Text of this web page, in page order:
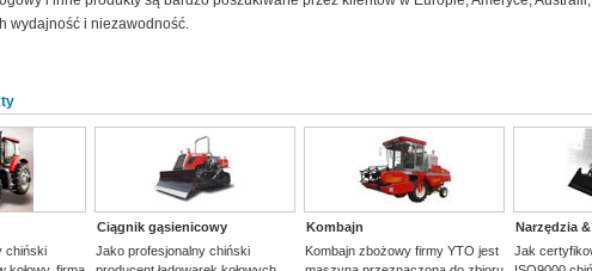
wydajność i niezawodność.
chiński
Ciągnik gąsienicowy
Jako profesjonalny chiński
Kombajn
Kombajn zbożowy firmy YTO jest
Narzędzia
Jak